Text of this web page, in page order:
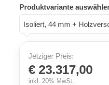
Produktvariante
Isoliert, 44 mm +
Jetziger Preis:
€ 23.317,00
inkl. 20% MwSt.